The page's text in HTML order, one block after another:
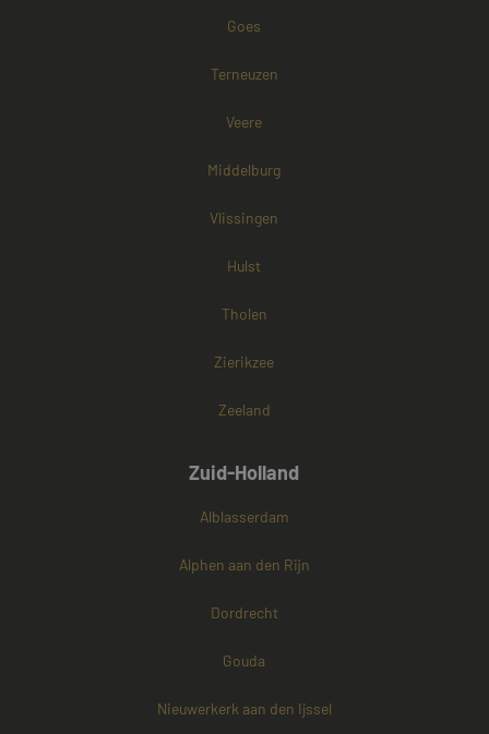
Goes
Terneuzen
Veere
Middelburg
Vlissingen
Hulst
Tholen
Zierikzee
Zeeland
Zuid-Holland
Alblasserdam
Alphen aan den Rijn
Dordrecht
Gouda
Nieuwerkerk aan den Ijssel